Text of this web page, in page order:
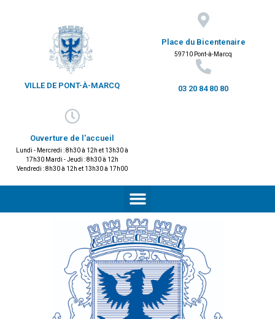
VILLE DE PONT-À-MARCQ
Place du Bicentenaire
59710 Pont-à-Marcq
03 20 84 80 80
Ouverture de l'accueil
Lundi - Mercredi : 8h30 à 12h et 13h30 à
17h30 Mardi - Jeudi : 8h30 à 12h
Vendredi : 8h30 à 12h et 13h30 à 17h00